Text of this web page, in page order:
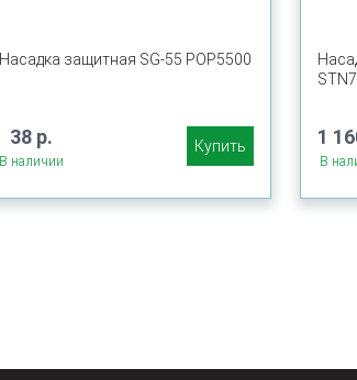
Насадка защитная SG-55 POP5500
38 р.
В наличии
Купить 1
В